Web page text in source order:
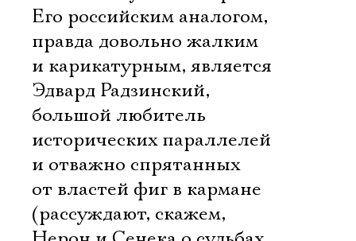
Его российским аналогом,
правда довольно жалким
и карикатурным, является
Эдвард Радзинский,
большой любитель
исторических параллелей
и отважно спрятанных
от властей фиг в кармане
(рассуждают, скажем,